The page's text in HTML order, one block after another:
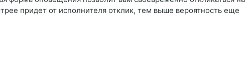
придет от исполнителя отклик, тем выше вероятность еще